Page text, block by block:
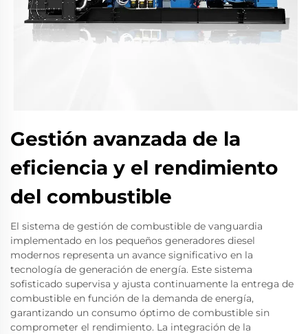
Gestión avanzada de la
eficiencia y el rendimiento
del combustible
El sistema de gestión de combustible de vanguardia
implementado en los pequeños generadores diesel
modernos representa un avance significativo en la
tecnología de generación de energía. Este sistema
sofisticado supervisa y ajusta continuamente la entrega de
combustible en función de la demanda de energía,
garantizando un consumo óptimo de combustible sin
comprometer el rendimiento. La integración de la